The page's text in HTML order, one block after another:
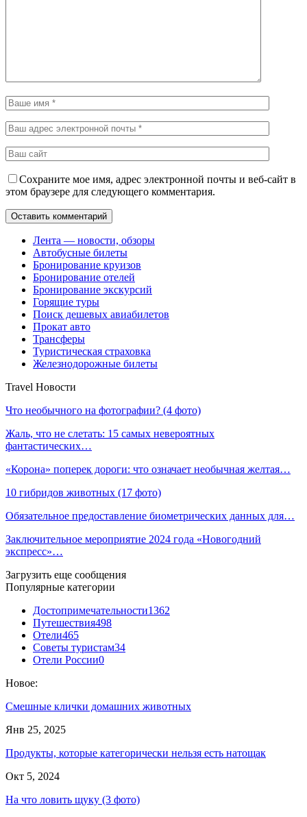
Сохраните мое имя, адрес электронной почты и веб-сайт в
этом браузере для следующего комментария.
Лента — новости, обзоры
Автобусные билеты
Бронирование круизов
Бронирование отелей
Бронирование экскурсий
Горящие туры
Поиск дешевых авиабилетов
Прокат авто
Трансферы
Туристическая страховка
Железнодорожные билеты
Travel Новости
Что необычного на фотографии? (4 фото)
Жаль, что не слетать: 15 самых невероятных
фантастических…
«Корона» поперек дороги: что означает необычная желтая…
10 гибридов животных (17 фото)
Обязательное предоставление биометрических данных для…
Заключительное мероприятие 2024 года «Новогодний
экспресс»…
Загрузить еще сообщения
Популярные категории
Достопримечательности1362
Путешествия498
Отели465
Советы туристам34
Отели России0
Новое:
Смешные клички домашних животных
Янв 25, 2025
Продукты, которые категорически нельзя есть натощак
Окт 5, 2024
На что ловить щуку (3 фото)